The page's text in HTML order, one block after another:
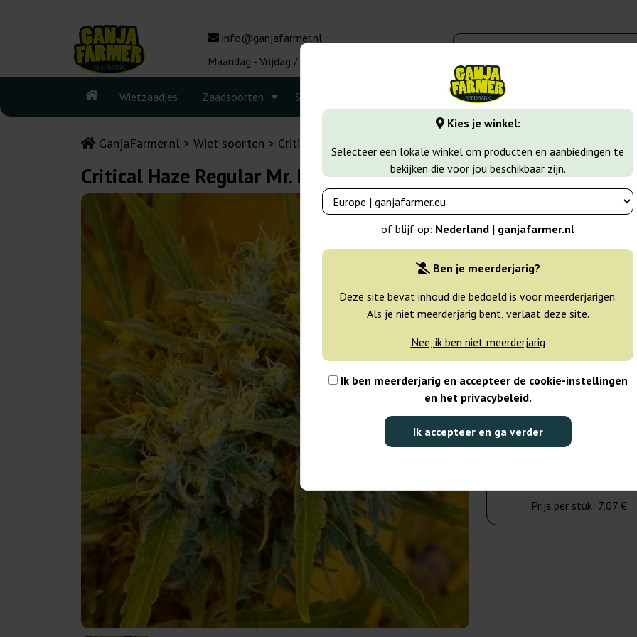
Kies je winkel:
Selecteer een lokale winkel om producten en aanbiedingen te
bekijken die voor jou beschikbaar zijn.
of blijf op: Nederland | ganjafarmer.nl
Ben je meerderjarig?
Deze site bevat inhoud die bedoeld is voor meerderjarigen.
Als je niet meerderjarig bent, verlaat deze site.
Nee, ik ben niet meerderjarig
Ik ben meerderjarig en accepteer de cookie-instellingen
en het privacybeleid.
Ik accepteer en ga verder
info@ganjafarmer.nl
Maandag - Vrijdag / 10:00 - 16:00
Wietzaadjes Zaadsoorten Seedbanks Meer
GanjaFarmer.nl Wiet soorten Critical
Critical Haze Regular Mr. Nice
Mr. Nice
15 zaden
Verzonden binnen
15 zaden
Aantal verpakkingen:
Prijs per stuk: 7,07 €